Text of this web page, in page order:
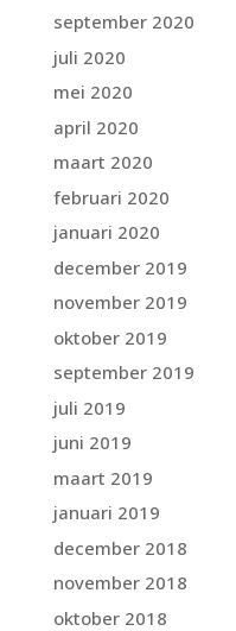
september 2020
juli 2020
mei 2020
april 2020
maart 2020
februari 2020
januari 2020
december 2019
november 2019
oktober 2019
september 2019
juli 2019
juni 2019
maart 2019
januari 2019
december 2018
november 2018
oktober 2018